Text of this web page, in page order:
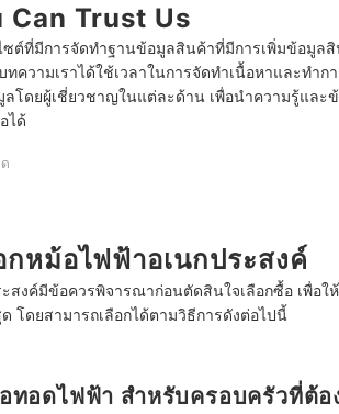
ยี่ห้อไหนดี
น ยี่ห้อไหนดี
า ยี่ห้อไหนดี
Can Trust Us
ซต์ที่มีการจัดทำฐานข้อมูลสินค้าที่มีการเพิ่มข้อมูล
ทความเราได้ใช้เวลาในการจัดทำเนื้อหาและทำ
โดยผู้เชี่ยวชาญในแต่ละด้าน เพื่อนำความรู้และ
ได้
กหม้อไฟฟ้าอเนกประสงค์
สงค์มีข้อควรพิจารณาก่อนตัดสินใจเลือกซื้อ เพื่อใ
โดยสามารถเลือกได้ตามวิธีการดังต่อไปนี้
ทอดไฟฟ้า สำหรับครอบครัวที่ต้อ